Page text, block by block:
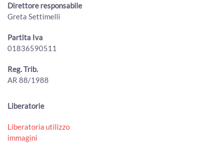
Truffe ed estorsioni a 1.200 anziane con le vendite porta
a porta: vittima anche ad Arezzo
ArezzoTV
Direttore responsabile
Greta Settimelli
Partita Iva
01836590511
Reg. Trib.
AR 88/1988
Liberatorie
Liberatoria utilizzo
immagini